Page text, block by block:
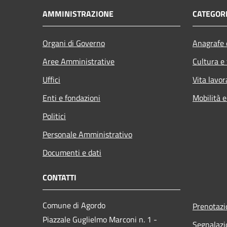
AMMINISTRAZIONE
Organi di Governo
Aree Amministrative
Uffici
Enti e fondazioni
Politici
Personale Amministrativo
Documenti e dati
Cultura
Vita
Mobilità
CONTATTI
Comune di Agordo
Piazzale Guglielmo Marconi n. 1 -